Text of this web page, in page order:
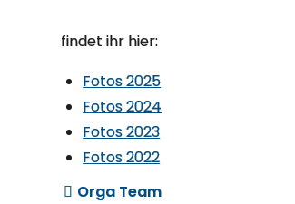
findet ihr hier:
Fotos 2025
Fotos 2024
Fotos 2023
Fotos 2022